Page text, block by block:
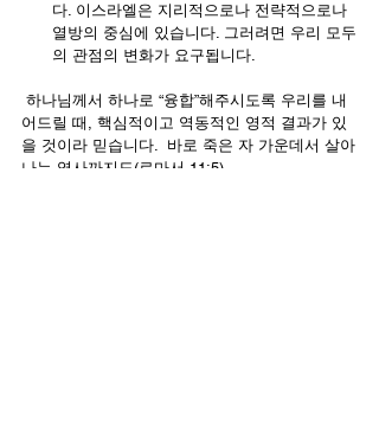
다. 이스라엘은 지리적으로나 전략적으로나
열방의 중심에 있습니다. 그러려면 우리 모두
의 관점의 변화가 요구됩니다.
어드릴 때, 핵심적이고 역동적인 영적 결과가 있
을 것이라 믿습니다.  바로 죽은 자 가운데서 살아
나는 역사까지도(로마서 11:5).